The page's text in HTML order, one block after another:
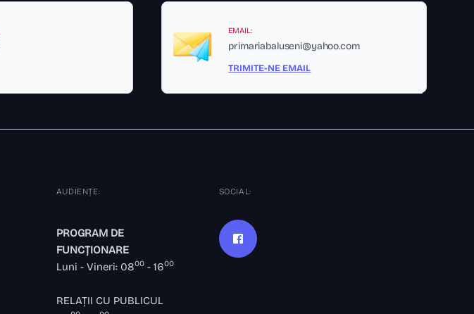
EMAIL:
primariabaluseni@yahoo.com
TRIMITE-NE EMAIL
AUDIENȚE:
PROGRAM DE
FUNCȚIONARE
Luni - Vineri: 0800- 1600
RELAȚII CU PUBLICUL
SOCIAL: